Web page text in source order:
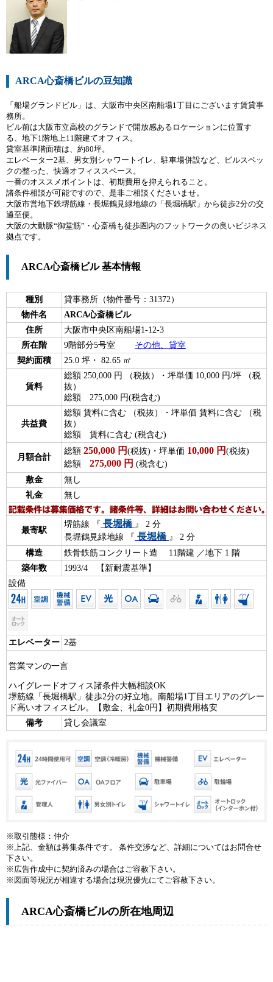
ARCA心斎橋ビルの豆知識
「船場グランドビル」は、大阪市中央区南船場1丁目にございます賃貸事
務所。
ビル前は大阪市立高校のグランドで開放感あるロケーションに位置す
る、地下1階地上11階建てオフィス。
貸室基準階面積は、約80坪。
エレベーター2基、男女別シャワートイレ、駐車場併設など、ビルスペッ
クの整った、快適オフィススペース。
一番のオススメポイントは、初期費用を抑えられること。
諸条件相談が可能ですので、是非ご相談くださいませ。
大阪市営地下鉄堺筋線・長堀鶴見緑地線の「長堀橋駅」から徒歩2分の交
通至便。
大阪の大動脈“御堂筋”・心斎橋も徒歩圏内のフットワークの良いビジネス
拠点です。
ARCA心斎橋ビル 基本情報
種別
貸事務所（物件番号：31372）
物件名
ARCA心斎橋ビル
住所
大阪市中央区南船場1-12-3
所在階
9階部分5号室 その他、貸室
契約面積
25.0 坪・ 82.65 ㎡
賃料
総額 250,000 円 （税抜）・坪単価 10,000 円/坪 （税
抜）
総額 275,000 円(税含む)
共益費
総額 賃料に含む （税抜）・坪単価 賃料に含む （税
抜）
総額 賃料に含む (税含む)
月額合計
総額 250,000 円 (税抜)・坪単価 10,000 円 (税抜)
総額 275,000 円 (税含む)
敷金
無し
礼金
無し
最寄駅
堺筋線 『 長堀橋 』 2 分
長堀鶴見緑地線 『 長堀橋 』 2 分
構造
鉄骨鉄筋コンクリート造 11階建 ／地下 1 階
築年数
1993/4 【新耐震基準】
設備
エレベーター 2基
営業マンの一言
ハイグレードオフィス諸条件大幅相談OK
堺筋線「長堀橋駅」徒歩2分の好立地。南船場1丁目エリアのグレー
ド高いオフィスビル。【敷金、礼金0円】初期費用格安
備考
貸し会議室
※取引態様：仲介
※上記、金額は募集条件です。 条件交渉など、詳細についてはお問合せ
下さい。
※広告作成中に契約済みの場合はご容赦下さい。
※図面等現況が相違する場合は現況優先にてご容赦下さい。
ARCA心斎橋ビルの所在地周辺